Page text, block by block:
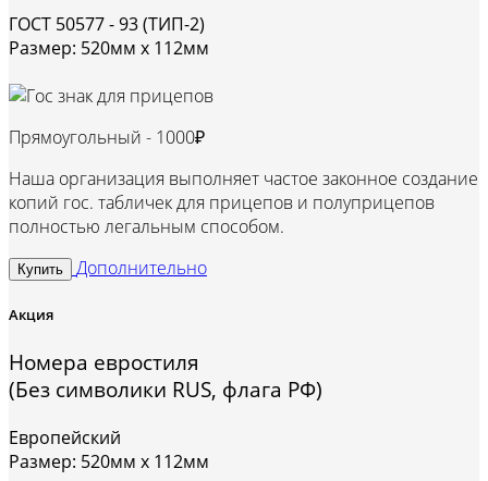
ГОСТ 50577 - 93 (ТИП-2)
Размер: 520мм х 112мм
Прямоугольный - 1000₽
Наша организация выполняет частое законное создание
копий гос. табличек для прицепов и полуприцепов
полностью легальным способом.
Купить Дополнительно
Акция
Номера евростиля
(Без символики RUS, флага РФ)
Европейский
Размер: 520мм х 112мм